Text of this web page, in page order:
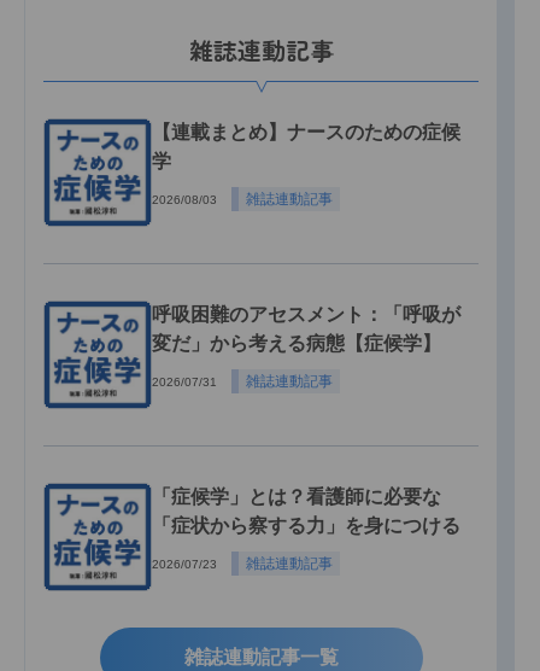
雑誌連動記事
【連載まとめ】ナースのための症候
学
2026/08/03 雑誌連動記事
呼吸困難のアセスメント：「呼吸が
変だ」から考える病態【症候学】
2026/07/31 雑誌連動記事
「症候学」とは？看護師に必要な
「症状から察する力」を身につける
2026/07/23 雑誌連動記事
雑誌連動記事一覧